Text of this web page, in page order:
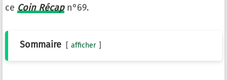
ce Coin Récapn°69.
Sommaire afficher